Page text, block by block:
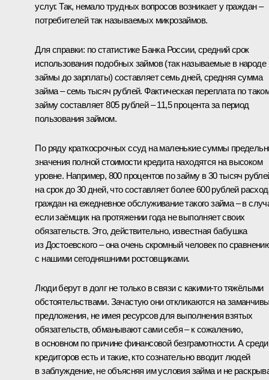
услуг. Так, немало трудных вопросов возникает у граждан –
потребителей так называемых микрозаймов.
Для справки: по статистике Банка России, средний срок
использования подобных займов (так называемые в народе
займы до зарплаты) составляет семь дней, средняя сумма
займа – семь тысяч рублей. Фактическая переплата по
займу составляет 805 рублей – 11,5 процента за период
пользования займом.
По ряду краткосрочных ссуд на маленькие суммы
значения полной стоимости кредита находятся на высоком
уровне. Например, 800 процентов по займу в 30 тысяч
на срок до 30 дней, что составляет более 600 рублей
граждан на ежедневное обслуживание такого займа – в
если заёмщик на протяжении года не выполняет своих
обязательств. Это, действительно, известная бабушка
из Достоевского – она очень скромный человек по
с нашими сегодняшними ростовщиками.
Люди берут в долг не только в связи с какими-то тяжёлыми
обстоятельствами. Зачастую они откликаются на
предложения, не имея ресурсов для выполнения взятых
обязательств, обманывают сами себя – к сожалению,
в основном по причине финансовой безграмотности. А среди
кредиторов есть и такие, кто сознательно вводит людей
в заблуждение, не объясняя им условия займа и не